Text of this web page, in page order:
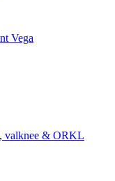
Vega
valknee & ORKL